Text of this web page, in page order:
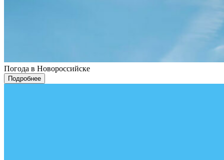
Погода в Новороссийске
Подробнее